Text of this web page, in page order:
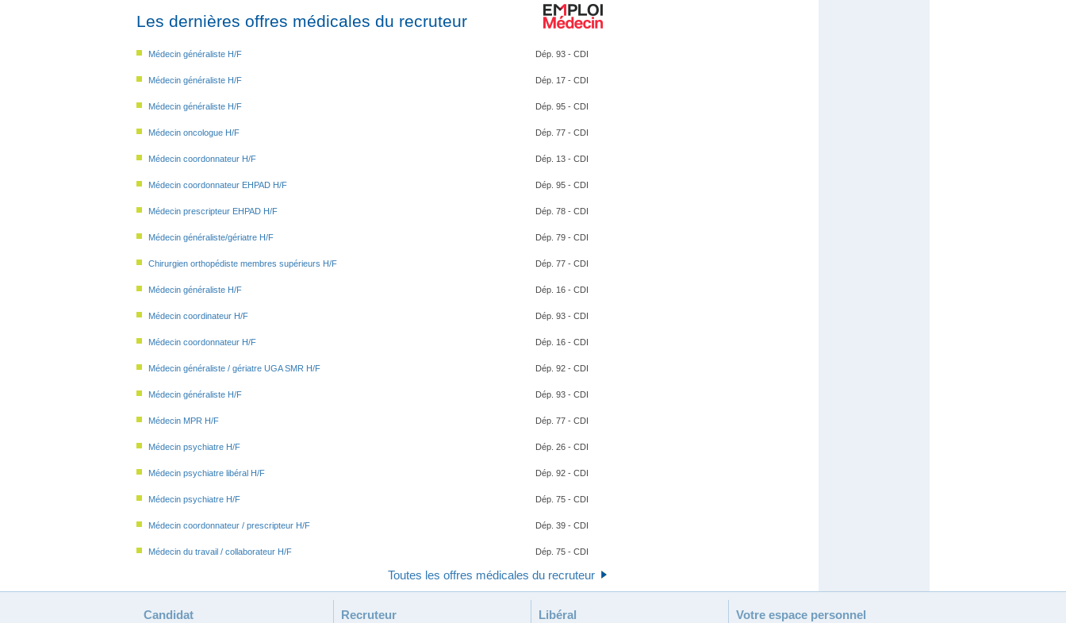
Les dernières offres médicales du recruteur
Médecin généraliste H/F Dép. 93 - CDI
Médecin généraliste H/F Dép. 17 - CDI
Médecin généraliste H/F Dép. 95 - CDI
Médecin oncologue H/F Dép. 77 - CDI
Médecin coordonnateur H/F Dép. 13 - CDI
Médecin coordonnateur EHPAD H/F Dép. 95 - CDI
Médecin prescripteur EHPAD H/F Dép. 78 - CDI
Médecin généraliste/gériatre H/F Dép. 79 - CDI
Chirurgien orthopédiste membres supérieurs H/F Dép. 77 - CDI
Médecin généraliste H/F Dép. 16 - CDI
Médecin coordinateur H/F Dép. 93 - CDI
Médecin coordonnateur H/F Dép. 16 - CDI
Médecin généraliste / gériatre UGA SMR H/F Dép. 92 - CDI
Médecin généraliste H/F Dép. 93 - CDI
Médecin MPR H/F Dép. 77 - CDI
Médecin psychiatre H/F Dép. 26 - CDI
Médecin psychiatre libéral H/F Dép. 92 - CDI
Médecin psychiatre H/F Dép. 75 - CDI
Médecin coordonnateur / prescripteur H/F Dép. 39 - CDI
Médecin du travail / collaborateur H/F Dép. 75 - CDI
Toutes les offres médicales du recruteur
Candidat Recruteur Libéral Votre espace personnel